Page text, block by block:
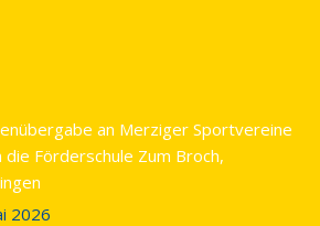
an Merziger Sportvereine
die Förderschule Zum Broch,
2026